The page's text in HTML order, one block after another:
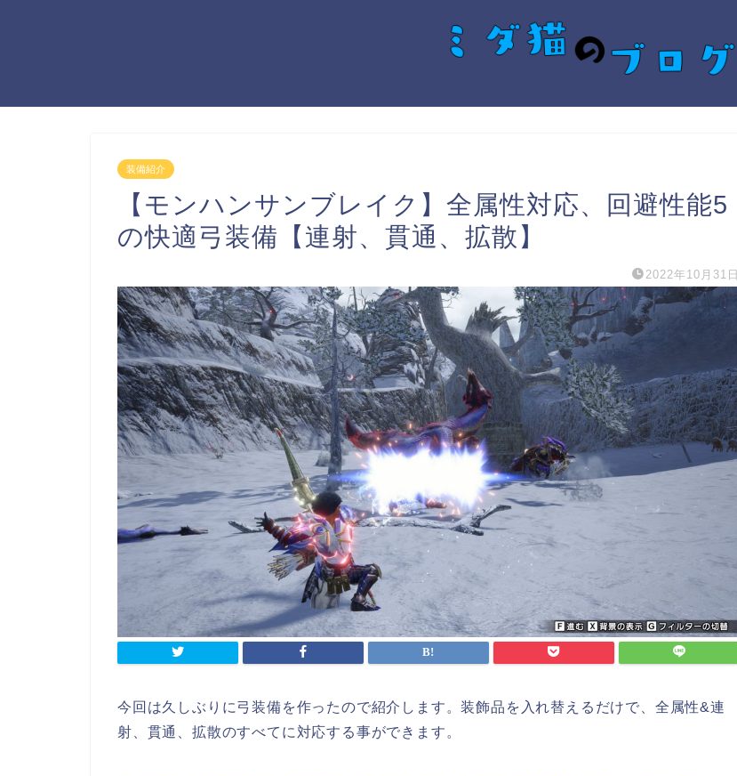
装備紹介
【モンハンサンブレイク】全属性対応、回避性能5
の快適弓装備【連射、貫通、拡散】
2022年10月31日
今回は久しぶりに弓装備を作ったので紹介します。装飾品を入れ替えるだけで、全属性&連
射、貫通、拡散のすべてに対応する事ができます。